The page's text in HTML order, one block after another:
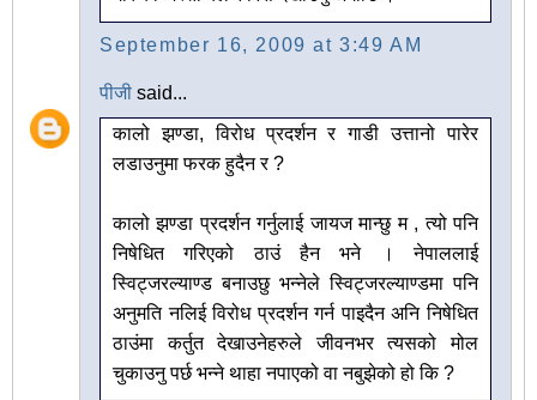
September 16, 2009 at 3:49 AM
पीजी said...
कालो झण्डा, विरोध प्रदर्शन र गाडी उत्तानो पारेर
लडाउनुमा फरक हुदैन र ?
कालो झण्डा प्रदर्शन गर्नुलाई जायज मान्छु म , त्यो पनि
निषेधित गरिएको ठाउं हैन भने । नेपाललाई
स्विट्जरल्याण्ड बनाउछु भन्नेले स्विट्जरल्याण्डमा पनि
अनुमति नलिई विरोध प्रदर्शन गर्न पाइदैन अनि निषेधित
ठाउंमा कर्तुत देखाउनेहरुले जीवनभर त्यसको मोल
चुकाउनु पर्छ भन्ने थाहा नपाएको वा नबुझेको हो कि ?